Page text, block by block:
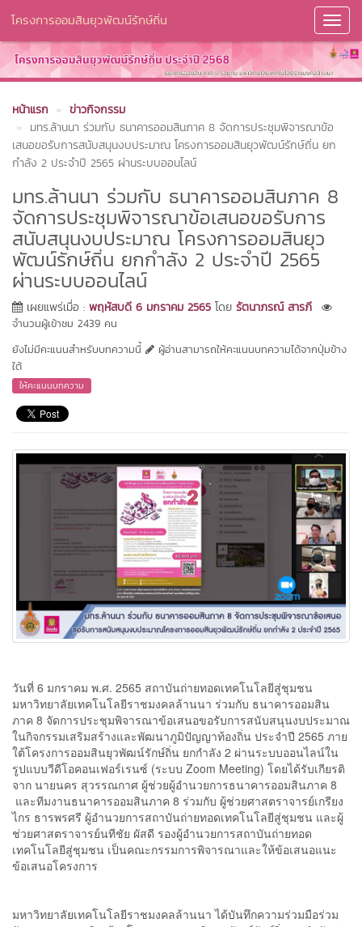
โครงการออมสินยุวพัฒน์รักษ์ถิ่น
หน้าแรก
ข่าวกิจกรรม
มทร.ล้านนา ร่วมกับ ธนาคารออมสินภาค 8 จัดการประชุมพิจารณาข้อ
เสนอขอรับการสนับสนุนงบประมาณ โครงการออมสินยุวพัฒน์รักษ์ถิ่น ยก
กำลัง 2 ประจำปี 2565 ผ่านระบบออนไลน์
มทร.ล้านนา ร่วมกับ ธนาคารออมสินภาค 8
จัดการประชุมพิจารณาข้อเสนอขอรับการ
สนับสนุนงบประมาณ โครงการออมสินยุว
พัฒน์รักษ์ถิ่น ยกกำลัง 2 ประจำปี 2565
ผ่านระบบออนไลน์
เผยแพร่เมื่อ : พฤหัสบดี 6 มกราคม 2565 โดย รัตนาภรณ์ สารภี
จำนวนผู้เข้าชม 2439 คน
ยังไม่มีคะแนนสำหรับบทความนี้
ผู้อ่านสามารถให้คะแนนบทความได้จากปุ่มข้าง
ใต้
ให้คะแนนบทความ
วันที่ 6 มกราคม พ.ศ. 2565 สถาบันถ่ายทอดเทคโนโลยีสู่ชุมชน
มหาวิทยาลัยเทคโนโลยีราชมงคลล้านนา ร่วมกับ ธนาคารออมสิน
ภาค 8 จัดการประชุมพิจารณาข้อเสนอขอรับการสนับสนุนงบประมาณ
ในกิจกรรมเสริมสร้างและพัฒนาภูมิปัญญาท้องถิ่น ประจำปี 2565 ภาย
ใต้โครงการออมสินยุวพัฒน์รักษ์ถิ่น ยกกำลัง 2 ผ่านระบบออนไลน์ใน
รูปแบบวีดีโอคอนเฟอร์เรนซ์ (ระบบ Zoom Meeting) โดยได้รับเกียรติ
จาก นายนคร สุวรรณกาศ ผู้ช่วยผู้อำนวยการธนาคารออมสินภาค 8
และทีมงานธนาคารออมสินภาค 8 ร่วมกับ ผู้ช่วยศาสตราจารย์เกรียง
ไกร ธารพรศรี ผู้อำนวยการสถาบันถ่ายทอดเทคโนโลยีสู่ชุมชน และผู้
ช่วยศาสตราจารย์นทีชัย ผัสดี รองผู้อำนวยการสถาบันถ่ายทอด
เทคโนโลยีสู่ชุมชน เป็นคณะกรรมการพิจารณาและให้ข้อเสนอแนะ
ข้อเสนอโครงการ
มหาวิทยาลัยเทคโนโลยีราชมงคลล้านนา ได้บันทึกความร่วมมือร่วม